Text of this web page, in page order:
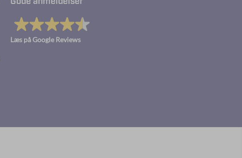
Læs på Google Reviews